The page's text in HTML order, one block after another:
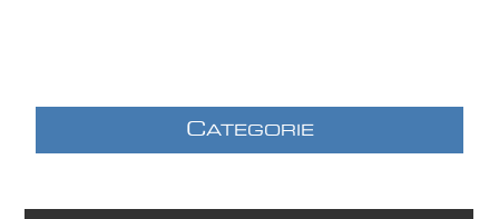
CATEGORIE